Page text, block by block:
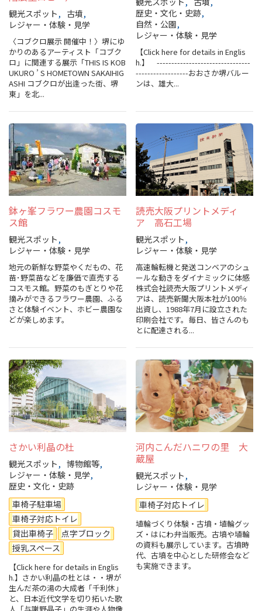
旅行業約款及びご旅行条件書について
リンク集
for Business
観光スポット
古墳
レジャー・体験・見学
〈コブクロ展示 開催中！〉堺にゆ
かりのあるアーティスト「コブク
ロ」に関連する展⽰「THIS IS KOB
UKURO ’ S HOMETOWN SAKAIHIG
ASHI コブクロが出逢った街、堺
東」を北...
歴史・文化・史跡
自然・公園
レジャー・体験・見学
【Click here for details in Englis
h.】 --------------------------------
------------------おおさか堺バルー
ンは、雄大...
鉢ヶ峯フラワー農園コスモ
ス館
観光スポット
レジャー・体験・見学
地元の新鮮な野菜やくだもの、花
苗･野菜苗などを廉価で直売する
コスモス館。野菜のもぎとりや花
摘みができるフラワー農園、ふる
さと体験イベント、ホビー農園な
どが楽しめます。
読売大阪プリントメディ
ア 高石工場
観光スポット
レジャー・体験・見学
高速輪転機と発送コンベアのシュ
ールな動きをダイナミックに体感
株式会社読売大阪プリントメディ
アは、読売新聞大阪本社が100％
出資し、1988年7月に設立された
印刷会社です。毎日、皆さんのも
とに配達される...
さかい利晶の杜
観光スポット
博物館等
レジャー・体験・見学
歴史・文化・史跡
車椅子駐車場
車椅子対応トイレ
貸出車椅子
点字ブロック
授乳スペース
【Click here for details in Englis
h.】さかい利晶の杜とは・・堺が
生んだ茶の湯の大成者「千利休」
と、日本近代文学を切り拓いた歌
河内こんだハニワの里 大
蔵屋
観光スポット
レジャー・体験・見学
車椅子対応トイレ
埴輪づくり体験・古墳・埴輪グッ
ズ・はにわ弁当販売。古墳や埴輪
の資料も展示しています。古墳時
代、古墳を中心とした研修会など
も実施できます。